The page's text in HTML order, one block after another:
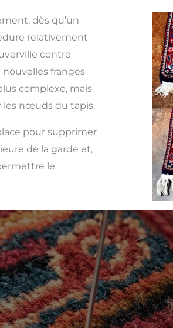
dès qu’un
relativement
contre
nouvelles franges
complexe, mais
les nœuds du tapis.
pour supprimer
de la garde et,
le